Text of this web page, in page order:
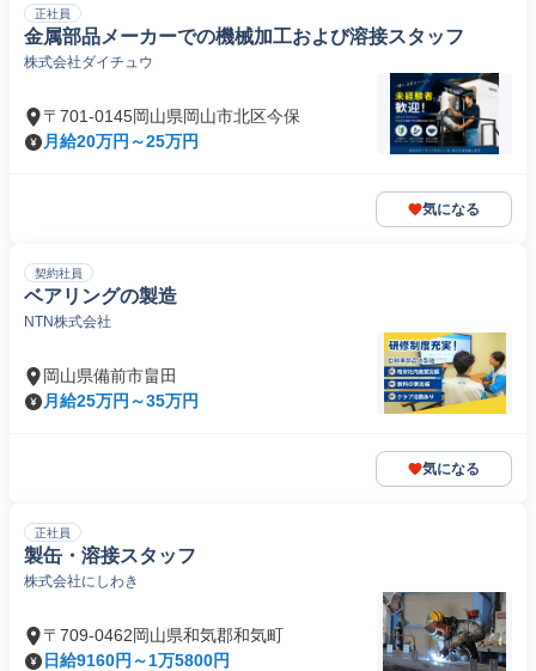
正社員
金属部品メーカーでの機械加工および溶接スタッフ
株式会社ダイチュウ
〒701-0145岡山県岡山市北区今保
月給20万円～25万円
気になる
契約社員
ベアリングの製造
NTN株式会社
岡山県備前市畠田
月給25万円～35万円
気になる
正社員
製缶・溶接スタッフ
株式会社にしわき
〒709-0462岡山県和気郡和気町
日給9160円～1万5800円